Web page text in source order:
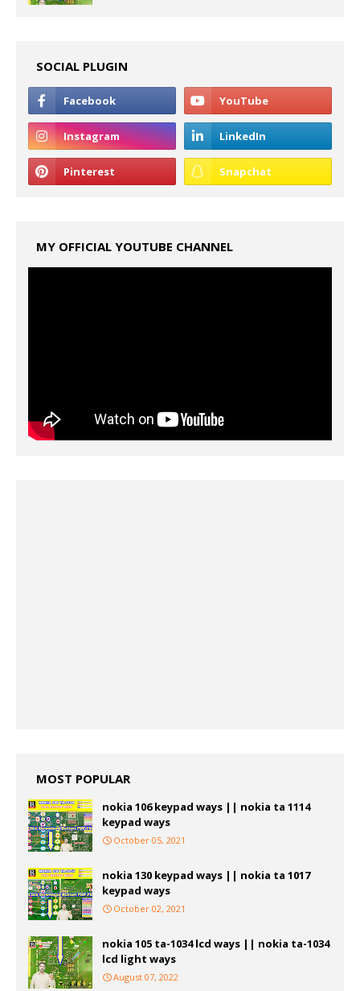
SOCIAL PLUGIN
MY OFFICIAL YOUTUBE CHANNEL
MOST POPULAR
nokia 106 keypad ways || nokia ta 1114
keypad ways
October 05, 2021
nokia 130 keypad ways || nokia ta 1017
keypad ways
October 02, 2021
nokia 105 ta-1034 lcd ways || nokia ta-1034
lcd light ways
August 07, 2022